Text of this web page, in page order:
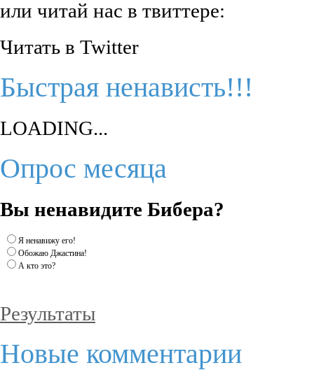
или читай нас в твиттере:
Читать в Twitter
Быстрая ненависть!!!
LOADING...
Опрос месяца
Вы ненавидите Бибера?
Я ненавижу его!
Обожаю Джастина!
А кто это?
Результаты
Новые комментарии